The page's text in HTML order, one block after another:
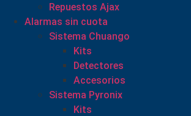
Repuestos Ajax
Alarmas sin cuota
Sistema Chuango
Kits
Detectores
Accesorios
Sistema Pyronix
Kits